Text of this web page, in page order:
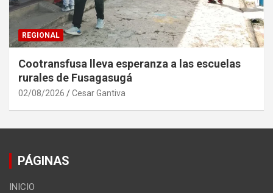
REGIONAL
Cootransfusa lleva esperanza a las escuelas
rurales de Fusagasugá
02/08/2026 Cesar Gantiva
PÁGINAS
INICIO